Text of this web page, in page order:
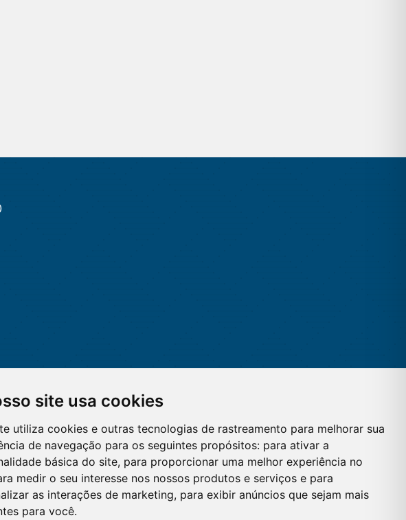
site usa cookies
utiliza cookies e outras tecnologias de rastreamento para melhorar sua
de navegação para os seguintes propósitos: para ativar a
básica do site, para proporcionar uma melhor experiência no
medir o seu interesse nos nossos produtos e serviços e para
as interações de marketing, para exibir anúncios que sejam mais
para você.